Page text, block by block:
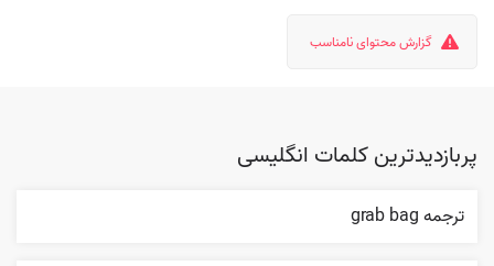
گزارش محتوای نامناسب
پربازدیدترین کلمات انگلیسی
ترجمه grab bag